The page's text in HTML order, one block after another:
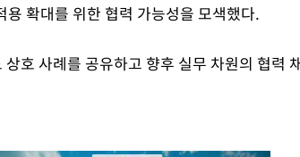
확대를 위한 협력 가능성을 모색했다.
호 사례를 공유하고 향후 실무 차원의 협력